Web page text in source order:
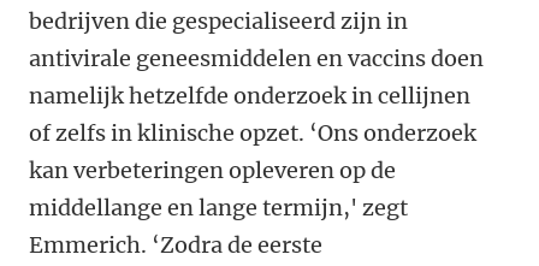
bedrijven die gespecialiseerd zijn in
antivirale geneesmiddelen en vaccins doen
namelijk hetzelfde onderzoek in cellijnen
of zelfs in klinische opzet. ‘Ons onderzoek
kan verbeteringen opleveren op de
middellange en lange termijn,' zegt
Emmerich. ‘Zodra de eerste